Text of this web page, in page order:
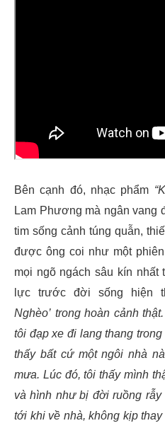
Bên cạnh đó, nhạc phẩm
Lam Phương mà ngân vang
tim sống cảnh túng quẫn,
được ông coi như một
mọi ngõ ngách sâu kín nhất
lực trước đời sống hiện
Nghèo’ trong hoàn cảnh
tôi đạp xe đi lang thang
thấy bất cứ một ngôi nhà
mưa. Lúc đó, tôi thấy mình
và hình như bị đời ruồng
tới khi về nhà, không kịp